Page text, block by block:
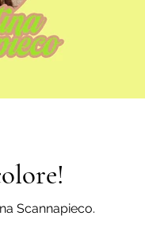
Scannapieco.